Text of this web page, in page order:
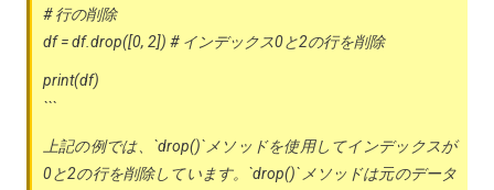
# 行の削除
df = df.drop([0, 2]) # インデックス0と2の行を削除
print(df)
```
上記の例では、`drop()`メソッドを使用してインデックスが
0と2の行を削除しています。`drop()`メソッドは元のデータ